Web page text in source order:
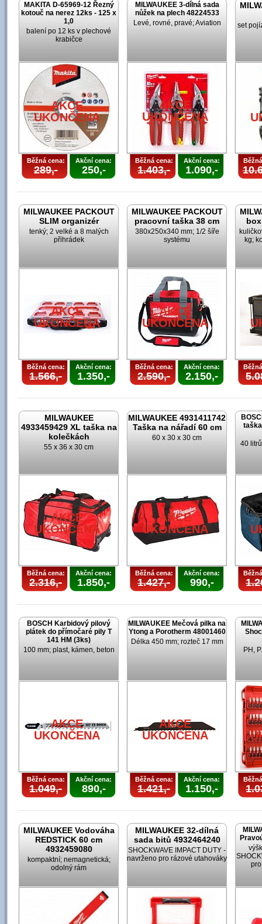
MAKITA D-65969-12 Řezný
kotouč na nerez 12ks - 125 x
1,0
balení po 12 ks v plechové
krabičce
AKCE
UKONČENA
Běžná cena:
289,-
Akční cena:
250,-
MILWAUKEE 3-dílná sada
nůžek na plech 48224533
Levé, rovné, pravé; Aviation
AKCE
UKONČENA
Běžná cena:
1.403,-
Akční cena:
1.090,-
set
MILWAUKEE PACKOUT
SLIM organizér
tenký; 2 velké a 8 malých
přihrádek
AKCE
UKONČENA
Běžná cena:
1.566,-
Akční cena:
1.350,-
MILWAUKEE PACKOUT
pracovní taška 38 cm
380x250x340 mm; 1/2 šíře
systému
AKCE
UKONČENA
Běžná cena:
2.590,-
Akční cena:
2.150,-
kg;
MILWAUKEE
4933459429 XL taška na
kolečkách
55 x 36 x 30 cm
AKCE
UKONČENA
Běžná cena:
2.316,-
Akční cena:
1.850,-
MILWAUKEE 4931411742
Taška na nářadí 60 cm
60 x 30 x 30 cm
AKCE
UKONČENA
Běžná cena:
1.427,-
Akční cena:
990,-
40
BOSCH Karbidový pilový
plátek do přímočaré pily T
141 HM (3ks)
100 mm; plast, kámen, beton
AKCE
UKONČENA
Běžná cena:
1.049,-
Akční cena:
890,-
MILWAUKEE Mečová pilka na
Ytong a Porotherm 48001460
Délka 450 mm; rozteč 17 mm
AKCE
UKONČENA
Běžná cena:
1.421,-
Akční cena:
1.150,-
PH,
MILWAUKEE Vodováha
REDSTICK 60 cm
4932459080
kompaktní; nemagnetická;
odolný rám
MILWAUKEE 32-dílná
sada bitů 4932464240
SHOCKWAVE IMPACT DUTY -
navrženo pro rázové utahováky